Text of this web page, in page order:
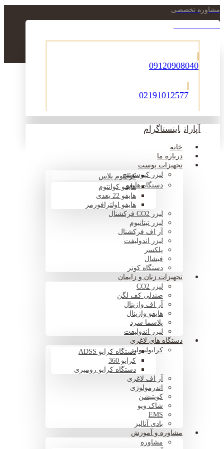
مشاوره تخصصی
09120908040
02191012577
آپارات اینستاگرام
خانه
درباره ما
تجهیزات پوست
لیزر کیوسوئیچکوانتوم پلاس
دستگاه هایفوهایفو کوانتوم
هایفو 22 بعدی
هایفو اولترافورمر
لیزر CO2 فرکشنال
لیزر تیتانیوم
آر اف فرکشنال
لیزر اندولیفت
پلکسر
فیشال
دستگاه کوتر
تجهیزات زنان و زایمان
لیزر CO2
صندلی کف لگن
آر اف واژینال
هایفو واژینال
پلاسما سرد
لیزر اندولیفت
دستگاه های لاغری
کرایولیپولیزدستگاه کرایو ADSS
کرایو 360
دستگاه کرایو رومیزی
آر اف لاغری
اندرمولوژی
کویتیشن
شاک ویو
EMS
بادی آنالیز
مشاوره و آموزش
مشاوره